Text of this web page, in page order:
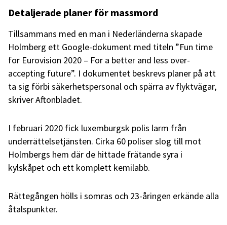
Detaljerade planer för massmord
Tillsammans med en man i Nederländerna skapade
Holmberg ett Google-dokument med titeln ”Fun time
for Eurovision 2020 – For a better and less over-
accepting future”. I dokumentet beskrevs planer på att
ta sig förbi säkerhetspersonal och spärra av flyktvägar,
skriver Aftonbladet.
I februari 2020 fick luxemburgsk polis larm från
underrättelsetjänsten. Cirka 60 poliser slog till mot
Holmbergs hem där de hittade frätande syra i
kylskåpet och ett komplett kemilabb.
Rättegången hölls i somras och 23-åringen erkände alla
åtalspunkter.